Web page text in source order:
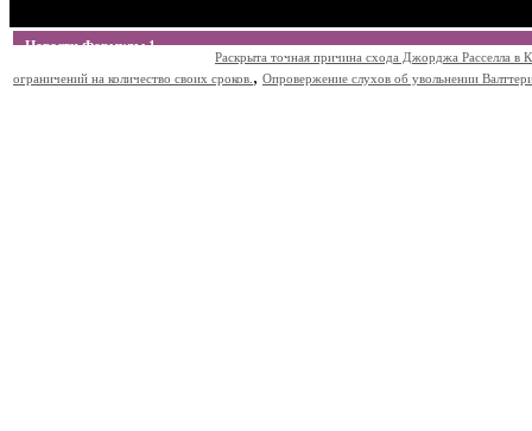
Новости Формулы 1
Раскрыта точная причина схода Джорджа Расселла в
ограничений на количество своих сроков. , Опровержение слухов об увольнении